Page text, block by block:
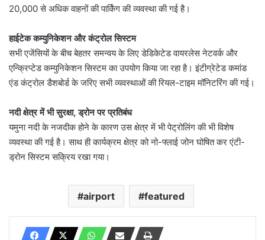
20,000 से अधिक वाहनों की पार्किंग की व्यवस्था की गई है।
हाईटेक कम्युनिकेशन और कंट्रोल सिस्टम
सभी एजेंसियों के बीच बेहतर समन्वय के लिए डेडिकेटेड वायरलेस नेटवर्क और
एन्क्रिप्टेड कम्युनिकेशन सिस्टम का उपयोग किया जा रहा है। इंटीग्रेटेड कमांड
एंड कंट्रोल डैशबोर्ड के जरिए सभी व्यवस्थाओं की रियल-टाइम मॉनिटरिंग की गई।
नदी क्षेत्र में भी सुरक्षा, ड्रोन पर प्रतिबंध
यमुना नदी के नजदीक होने के कारण उस क्षेत्र में भी पेट्रोलिंग की भी विशेष
व्यवस्था की गई है। साथ ही कार्यक्रम क्षेत्र को नो-फ्लाई जोन घोषित कर एंटी-
ड्रोन सिस्टम सक्रिय रखा गया।
airport featured